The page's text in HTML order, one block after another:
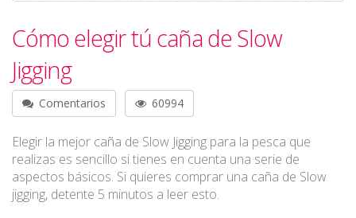
Cómo elegir tú caña de Slow
Jigging
Comentarios 60994
Elegir la mejor caña de Slow Jigging para la pesca que
realizas es sencillo si tienes en cuenta una serie de
aspectos básicos. Si quieres comprar una caña de Slow
jigging, detente 5 minutos a leer esto.